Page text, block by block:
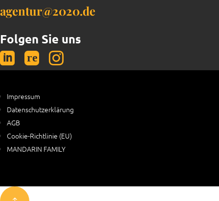
agentur@2020.de
Folgen Sie uns
 
Impressum
Datenschutzerklärung
AGB
Cookie-Richtlinie (EU)
MANDARIN FAMILY